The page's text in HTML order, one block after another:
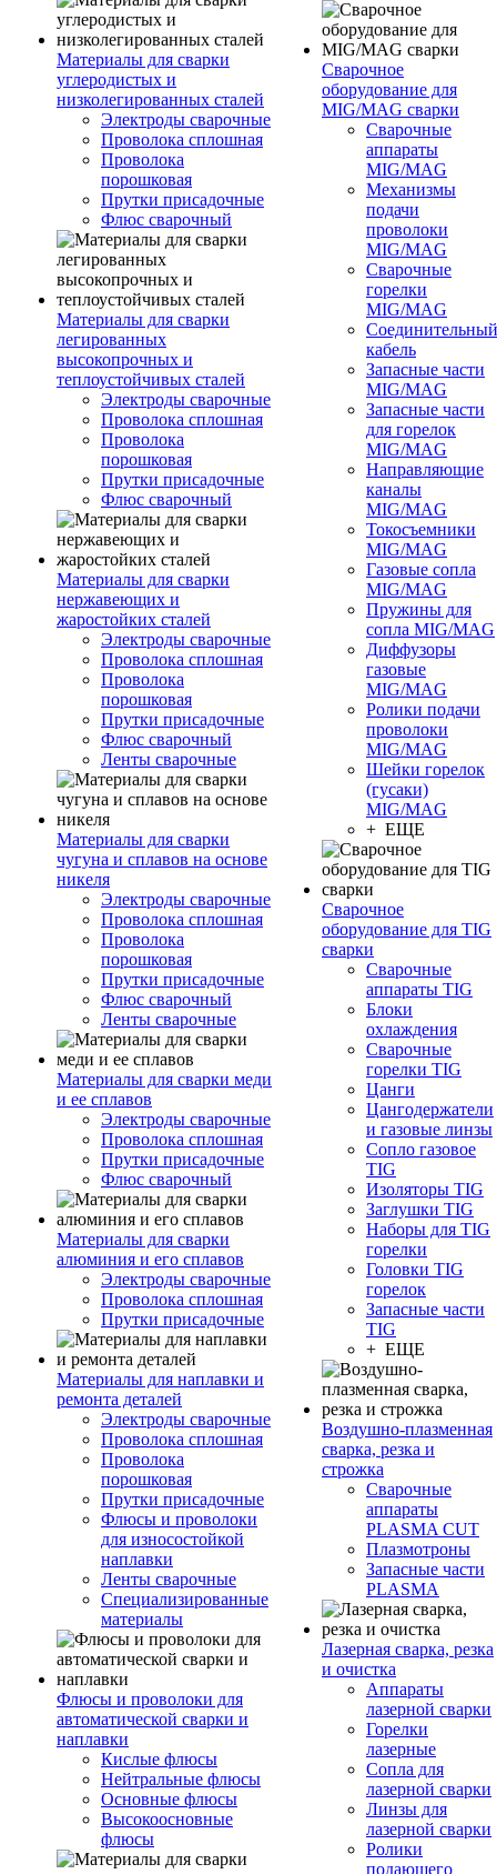
Материалы для сварки
углеродистых и
низколегированных сталей
Электроды сварочные
Проволока сплошная
Проволока
порошковая
Прутки присадочные
Флюс сварочный
Материалы для сварки
легированных
высокопрочных и
теплоустойчивых сталей
Электроды сварочные
Проволока сплошная
Проволока
порошковая
Прутки присадочные
Флюс сварочный
Материалы для сварки
нержавеющих и
жаростойких сталей
Электроды сварочные
Проволока сплошная
Проволока
порошковая
Прутки присадочные
Флюс сварочный
Ленты сварочные
Материалы для сварки
чугуна и сплавов на основе
никеля
Электроды сварочные
Проволока сплошная
Проволока
порошковая
Прутки присадочные
Флюс сварочный
Ленты сварочные
Материалы для сварки меди
и ее сплавов
Электроды сварочные
Проволока сплошная
Прутки присадочные
Флюс сварочный
Материалы для сварки
алюминия и его сплавов
Электроды сварочные
Проволока сплошная
Прутки присадочные
Материалы для наплавки и
ремонта деталей
Электроды сварочные
Проволока сплошная
Проволока
порошковая
Прутки присадочные
Флюсы и проволоки
для износостойкой
наплавки
Ленты сварочные
Специализированные
материалы
Флюсы и проволоки для
автоматической сварки и
наплавки
Кислые флюсы
Нейтральные флюсы
Основные флюсы
Высокоосновные
флюсы
Сварочное
оборудование для
MIG/MAG сварки
Сварочные
аппараты
MIG/MAG
Механизмы
подачи
проволоки
MIG/MAG
Сварочные
горелки
MIG/MAG
Соединительный
кабель
Запасные части
MIG/MAG
Запасные части
для горелок
MIG/MAG
Направляющие
каналы
MIG/MAG
Токосъемники
MIG/MAG
Газовые сопла
MIG/MAG
Пружины для
сопла MIG/MAG
Диффузоры
газовые
MIG/MAG
Ролики подачи
проволоки
MIG/MAG
Шейки горелок
(гусаки)
MIG/MAG
+ ЕЩЕ
Сварочное
оборудование для TIG
сварки
Сварочные
аппараты TIG
Блоки
охлаждения
Сварочные
горелки TIG
Цанги
Цангодержатели
и газовые линзы
Сопло газовое
TIG
Изоляторы TIG
Заглушки TIG
Наборы для TIG
горелки
Головки TIG
горелок
Запасные части
TIG
+ ЕЩЕ
Воздушно-плазменная
сварка, резка и
строжка
Сварочные
аппараты
PLASMA CUT
Плазмотроны
Запасные части
PLASMA
Лазерная сварка, резка
и очистка
Аппараты
лазерной сварки
Горелки
лазерные
Сопла для
лазерной сварки
Линзы для
лазерной сварки
Ролики
подающего